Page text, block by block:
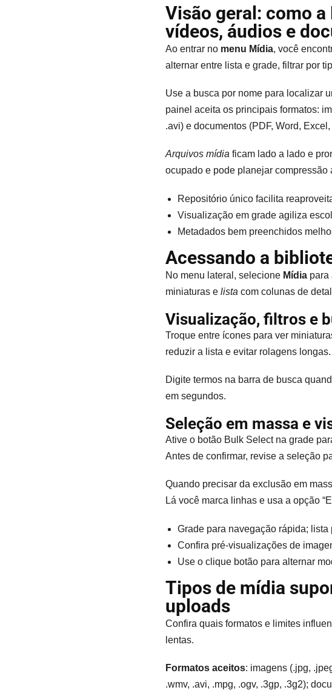
Visão geral: como
vídeos, áudios e
Ao entrar no menu Mídia, você
alternar entre lista e grade, filtrar por
Use a busca por nome para localizar
painel aceita os principais formatos:
.avi) e documentos (PDF, Word,
Arquivos mídiaficam lado a lado e
ocupado e pode planejar compressão
Repositório único facilita
Visualização em grade agiliza
Metadados bem preenchidos
Acessando a
No menu lateral, selecione Mídiapara
miniaturas e lista com colunas de
Visualização, filtros e
Troque entre ícones para ver
reduzir a lista e evitar rolagens longas.
Digite termos na barra de busca
em segundos.
Seleção em massa e
Ative o botão Bulk Select na grade
Antes de confirmar, revise a seleção
Quando precisar da exclusão em
Lá você marca linhas e usa a opção
Grade para navegação rápida;
Confira pré-visualizações de
Use o clique botão para alternar
Tipos de mídia
uploads
Confira quais formatos e limites
lentas.
Formatos aceitos: imagens (.jpg,
.wmv, .avi, .mpg, .ogv, .3gp, .3g2);